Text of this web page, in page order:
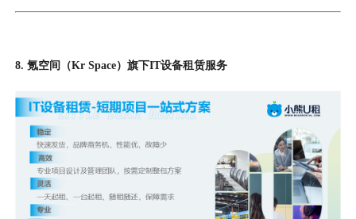
8. 氪空间（Kr Space）旗下IT设备租赁服务